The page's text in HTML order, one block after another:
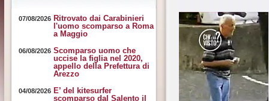
07/08/2026 Ritrovato dai Carabinieri
l'uomo scomparso a Roma
a Maggio
06/08/2026 Scomparso uomo che
uccise la figlia nel 2020,
appello della Prefettura di
Arezzo
04/08/2026 E’ del kitesurfer
scomparso dal Salento il